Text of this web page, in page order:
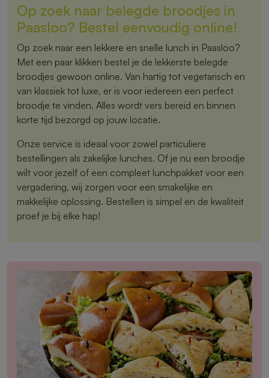
Op zoek naar belegde broodjes in
Paasloo? Bestel eenvoudig online!
Op zoek naar een lekkere en snelle lunch in Paasloo?
Met een paar klikken bestel je de lekkerste belegde
broodjes gewoon online. Van hartig tot vegetarisch en
van klassiek tot luxe, er is voor iedereen een perfect
broodje te vinden. Alles wordt vers bereid en binnen
korte tijd bezorgd op jouw locatie.
Onze service is ideaal voor zowel particuliere
bestellingen als zakelijke lunches. Of je nu een broodje
wilt voor jezelf of een compleet lunchpakket voor een
vergadering, wij zorgen voor een smakelijke en
makkelijke oplossing. Bestellen is simpel en de kwaliteit
proef je bij elke hap!